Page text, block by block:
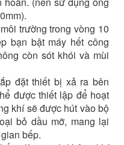
trường trong vòng 10
bạn bật máy hết công
còn sót khói và mùi
đặt thiết bị xả ra bên
được thiết lập để hoạt
khí sẽ được hút vào bộ
bỏ dầu mỡ, mang lại
bếp.